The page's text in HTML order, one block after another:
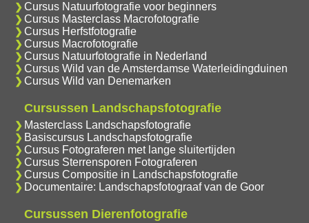
Cursus Natuurfotografie voor beginners
Cursus Masterclass Macrofotografie
Cursus Herfstfotografie
Cursus Macrofotografie
Cursus Natuurfotografie in Nederland
Cursus Wild van de Amsterdamse Waterleidingduinen
Cursus Wild van Denemarken
Cursussen Landschapsfotografie
Masterclass Landschapsfotografie
Basiscursus Landschapsfotografie
Cursus Fotograferen met lange sluitertijden
Cursus Sterrensporen Fotograferen
Cursus Compositie in Landschapsfotografie
Documentaire: Landschapsfotograaf van de Goor
Cursussen Dierenfotografie